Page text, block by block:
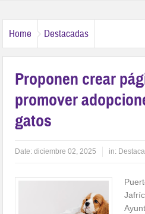
Home Destacadas
Proponen crear
promover
gatos
Date:diciembre 02, 2025 in: